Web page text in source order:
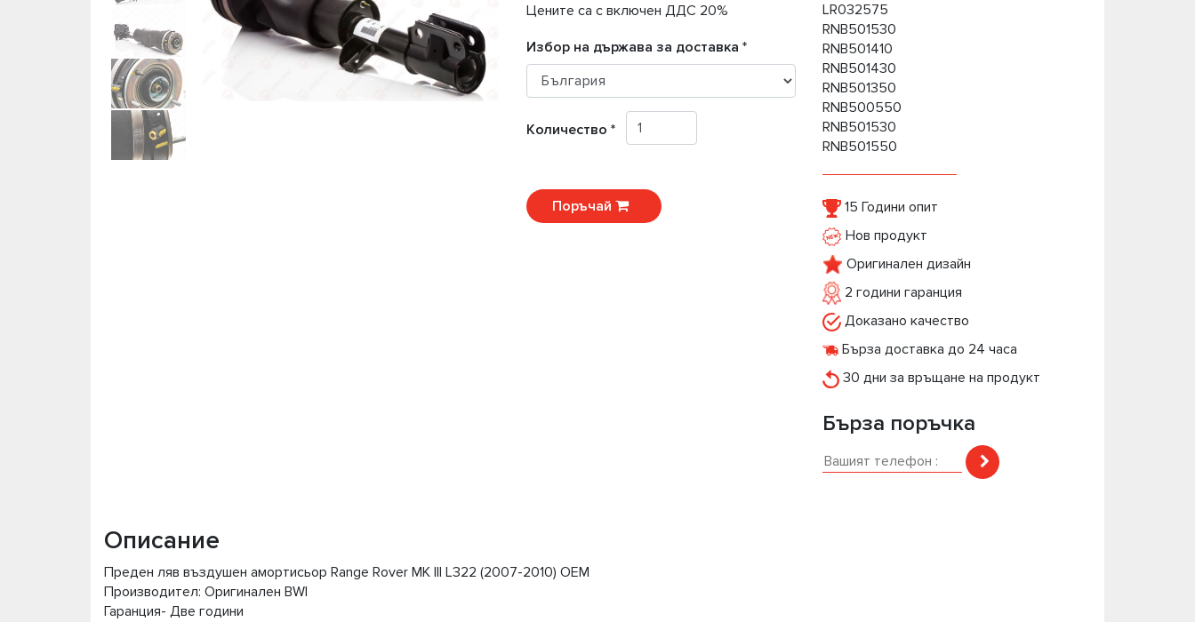
Цените са с включен ДДС 20%
Избор на държава за доставка *
Количество *
Поръчай
LR032575
RNB501530
RNB501410
RNB501430
RNB501350
RNB500550
RNB501530
RNB501550
15 Години опит
Нов продукт
Оригинален дизайн
2 години гаранция
Доказано качество
Бърза доставка до 24 часа
30 дни за връщане на продукт
Бърза поръчка
Описание
Преден ляв въздушен амортисьор Range Rover МК III L322 (2007-2010) OEM
Производител: Оригинален BWI
Гаранция- Две години